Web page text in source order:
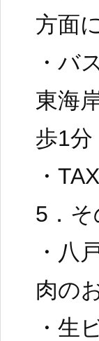
方面
・バ
東海
歩1分
・
5．そ
・八
肉の
・生